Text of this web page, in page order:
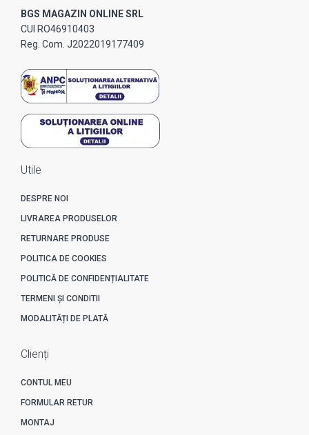
BGS MAGAZIN ONLINE SRL
CUI RO46910403
Reg. Com. J2022019177409
Utile
DESPRE NOI
LIVRAREA PRODUSELOR
RETURNARE PRODUSE
POLITICA DE COOKIES
POLITICĂ DE CONFIDENȚIALITATE
TERMENI ȘI CONDITII
MODALITĂȚI DE PLATĂ
Clienți
CONTUL MEU
FORMULAR RETUR
MONTAJ